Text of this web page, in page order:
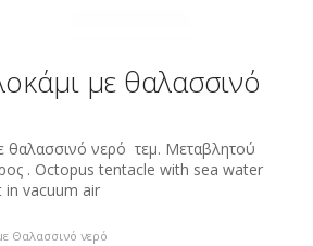
με θαλασσινό
θαλασσινό νερό τεμ. Μεταβλητού
. Octopus tentacle with sea water
in vacuum air
Θαλασσινό νερό